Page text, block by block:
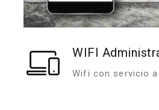
WIFI
Wifi con servicio